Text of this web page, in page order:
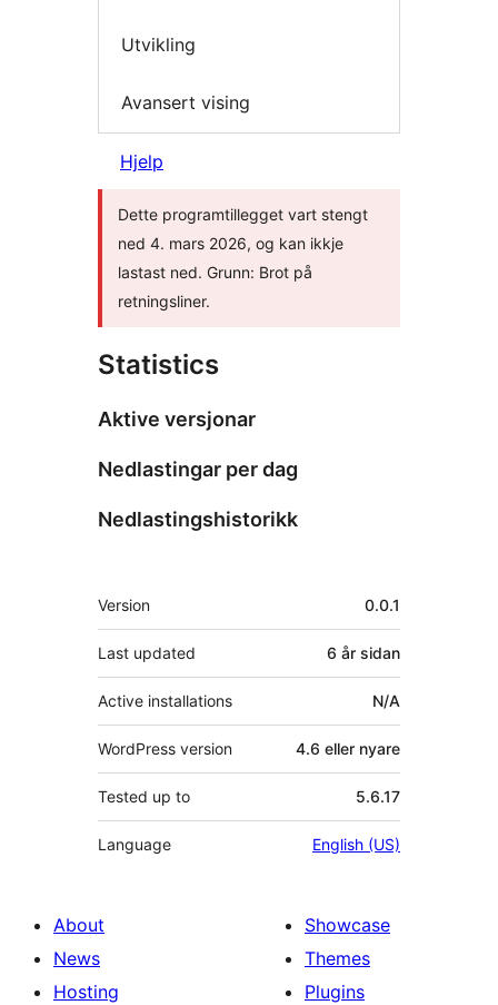
Utvikling
Avansert vising
Hjelp
Dette programtillegget vart stengt
ned 4. mars 2026, og kan ikkje
lastast ned. Grunn: Brot på
retningsliner.
Statistics
Aktive versjonar
Nedlastingar per dag
Nedlastingshistorikk
Om
Version 0.0.1
Last updated 6 år sidan
Active installations N/A
WordPress version 4.6 eller nyare
Tested up to 5.6.17
Language English (US)
About
News
Hosting
Showcase
Themes
Plugins